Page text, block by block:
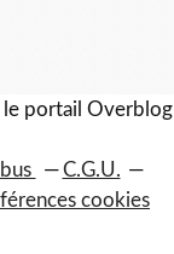
le portail Overblog
C.G.U.
cookies